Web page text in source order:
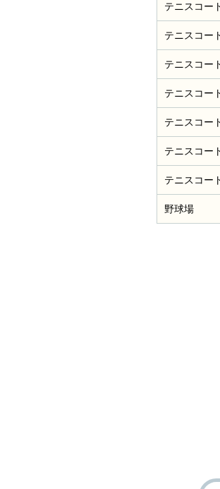
テニスコー
テニスコー
テニスコー
テニスコー
テニスコー
テニスコー
テニスコー
野球場